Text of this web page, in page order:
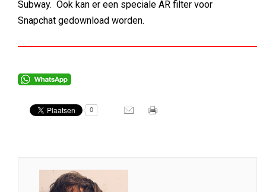
Subway. Ook kan er een speciale AR filter voor
Snapchat gedownload worden.
0